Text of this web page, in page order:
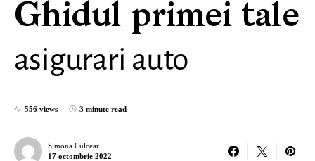
Ghidul primei tale
asigurari auto
556 views 3 minute read
Simona Culcear
17 octombrie 2022